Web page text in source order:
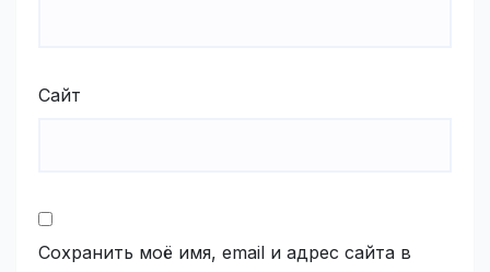
Сайт
Сохранить моё имя, email и адрес сайта в